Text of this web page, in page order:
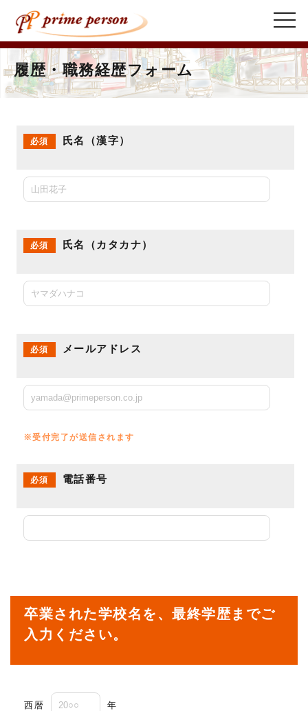
t
o
g
l
n
a
履歴・職務経歴フォーム
必須 氏名（漢字）
必須 氏名（カタカナ）
必須 メールアドレス
※受付完了が送信されます
必須 電話番号
卒業された学校名を、最終学歴までご
入力ください。
西暦 年